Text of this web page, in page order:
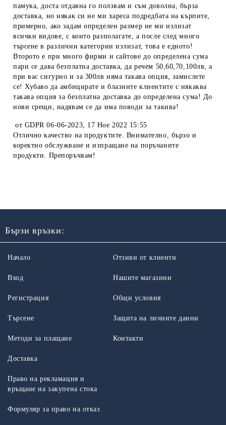
памука, доста отдавна го ползвам и съм доволна, бърза
доставка, но някак си не ми хареса подредбата на кърпите,
примерно, ако задам определен размер не ми излизат
всички видове, с които разполагате, а после след много
търсене в различни категории излизат, това е едното!
Второто е при много фирми и сайтове до определена сума
пари се дава безплатна доставка, да речем 50,60,70,100лв, а
при вас сигурно и за 300лв няма такава опция, замислете
се! Хубаво да амбицирате и блазните клиентите с някаква
такава опция за безплатна доставка до определена сума! До
нови срещи, надявам се да има поводи за такива!
от GDPR 06-06-2023, 17 Ное 2022 15:55
Отлично качество на продуктите. Внимателно, бързо и
коректно обслужване и изпращане на поръчаните
продукти. Препоръчвам!
Бързи връзки:
Начало
Вход
Регистрация
Търсене
Отзиви от клиенти
Нашите магазини
Общи условия
Защита на личните данни
Методи за плащане
Доставка
Право на рекламация и
връщане на закупена стока
Формуляр за право на отказ
Контакти